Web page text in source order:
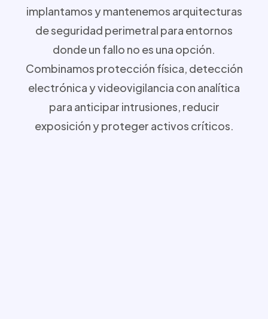
implantamos y mantenemos arquitecturas
de seguridad perimetral para entornos
donde un fallo no es una opción.
Combinamos protección física, detección
electrónica y videovigilancia con analítica
para anticipar intrusiones, reducir
exposición y proteger activos críticos.